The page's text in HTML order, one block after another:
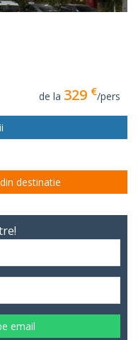
de la 329 €/pers
destinatie
email